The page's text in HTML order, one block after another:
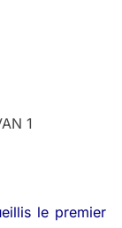
1
le premier